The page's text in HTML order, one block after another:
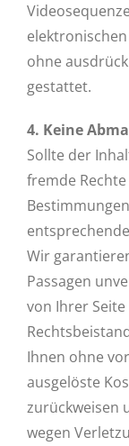
ohne
gestattet.
4. Keine
Sollte der
fremde
Wir
Passagen
von Ihrer
Ihnen ohne
ausgelöste
zurückweisen
wegen